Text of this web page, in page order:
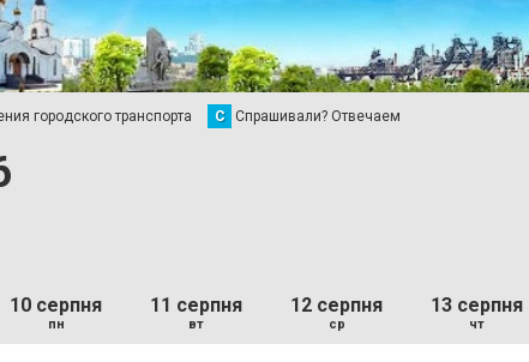
городского транспорта С Спрашивали? Отвечаем
10 серпня
пн
11 серпня
вт
12 серпня
ср
13 серпня
чт